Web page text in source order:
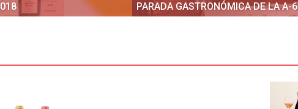
PARADA GASTRONÓMICA DE LA A-6